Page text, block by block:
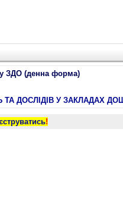
у ЗДО (денна форма)
ДОСЛІДІВ У ЗАКЛАДАХ
!